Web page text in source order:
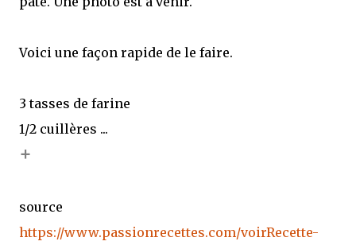
Voici une façon rapide de le faire.
3 tasses de farine
1/2 cuillères ...
+
source
https://www.passionrecettes.com/voirRecette-